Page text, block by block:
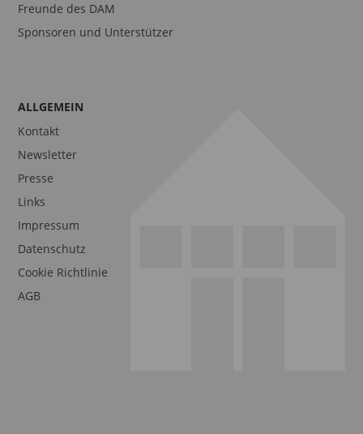
Freunde des DAM
Sponsoren und Unterstützer
ALLGEMEIN
Kontakt
Newsletter
Presse
Links
Impressum
Datenschutz
Cookie Richtlinie
AGB